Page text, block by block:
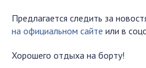
Предлагается следить за
на официальном сайте или в
Хорошего отдыха на борту!